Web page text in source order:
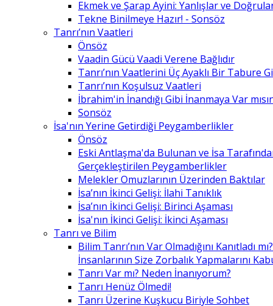
Ekmek ve Şarap Ayini: Yanlışlar ve
Tekne Binilmeye Hazır! - Sonsöz
Tanrı’nın Vaatleri
Önsöz
Vaadin Gücü Vaadi Verene Bağlıdır
Tanrı’nın Vaatlerini Üç Ayaklı Bir Tabure
Tanrı’nın Koşulsuz Vaatleri
İbrahim'in İnandığı Gibi İnanmaya Var
Sonsöz
İsa'nın Yerine Getirdiği Peygamberlikler
Önsöz
Eski Antlaşma'da Bulunan ve İsa
Gerçekleştirilen Peygamberlikler
Melekler Omuzlarının Üzerinden Baktılar
İsa’nın İkinci Gelişi: İlahi Tanıklık
İsa’nın İkinci Gelişi: Birinci Aşaması
İsa'nın İkinci Gelişi: İkinci Aşaması
Tanrı ve Bilim
Bilim Tanrı’nın Var Olmadığını Kanıtladı
İnsanlarının Size Zorbalık Yapmalarını
Tanrı Var mı? Neden İnanıyorum?
Tanrı Henüz Ölmedi!
Tanrı Üzerine Kuşkucu Biriyle Sohbet